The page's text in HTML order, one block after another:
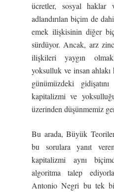
ücretler, sosyal haklar
adlandırılan biçim de
emek ilişkisinin diğer
sürdüyor. Ancak, arz
ilişkileri yaygın
yoksulluk ve insan
günümüzdeki
kapitalizmi ve
üzerinden düşünmemiz
Bu arada, Büyük
bu sorulara yanıt
kapitalizmi aynı
algoritma talep
Antonio Negri bu tek